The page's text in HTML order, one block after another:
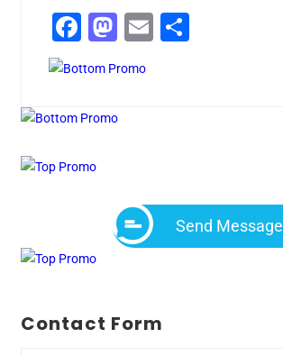
Facebook
Mastodon
Email
Send Message
Contact Form